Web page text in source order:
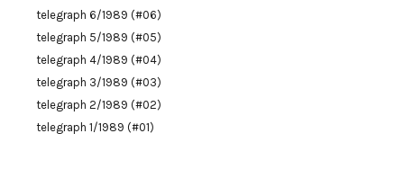
telegraph 6/1989 (#06)
telegraph 5/1989 (#05)
telegraph 4/1989 (#04)
telegraph 3/1989 (#03)
telegraph 2/1989 (#02)
telegraph 1/1989 (#01)